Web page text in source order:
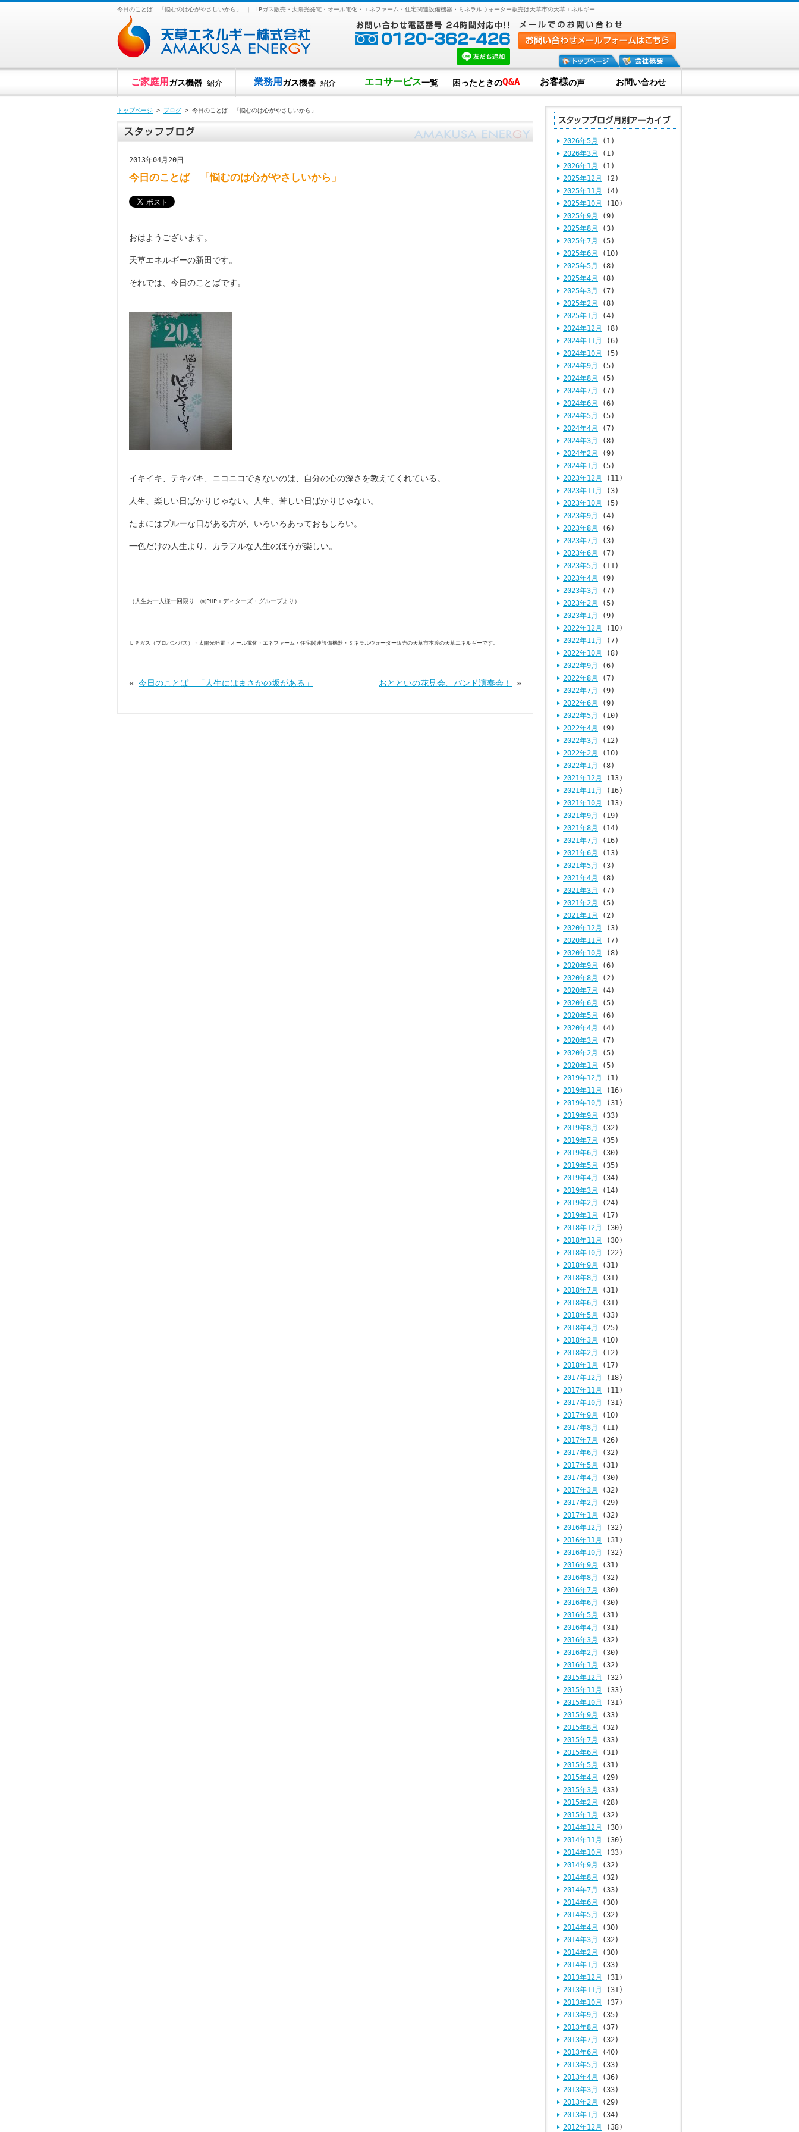
今日のことば 「悩むのは心がやさしいから」 ｜ LPガス販売・太陽光発電・オール電化・エネファーム・住宅関連設備機器・ミネラルウォーター販売は天草市の天草エネルギー
ご家庭用 ガス機器 紹介 業務用 ガス機器 紹介 エコサービス一覧 困ったときのQ&A お客様の声 お問い合わせ
トップページ > ブログ > 今日のことば 「悩むのは心がやさしいから」
2013年04月20日
今日のことば 「悩むのは心がやさしいから」
おはようございます。
天草エネルギーの新田です。
それでは、今日のことばです。
イキイキ、テキパキ、ニコニコできないのは、自分の心の深さを教えてくれている。
人生、楽しい日ばかりじゃない。人生、苦しい日ばかりじゃない。
たまにはブルーな日がある方が、いろいろあっておもしろい。
一色だけの人生より、カラフルな人生のほうが楽しい。
（人生お一人様一回限り ㈱PHPエディターズ・グループより）
ＬＰガス（プロパンガス）・太陽光発電・オール電化・エネファーム・住宅関連設備機器・ミネラルウォーター販売の天草市本渡の天草エネルギーです。
« 今日のことば 「人生にはまさかの坂がある」 おとといの花見会、バンド演奏会！ »
2026年5月
(1)
2026年3月
(1)
2026年1月
(1)
2025年12月
(2)
2025年11月
(4)
2025年10月
(10)
2025年9月
(9)
2025年8月
(3)
2025年7月
(5)
2025年6月
(10)
2025年5月
(8)
2025年4月
(8)
2025年3月
(7)
2025年2月
(8)
2025年1月
(4)
2024年12月
(8)
2024年11月
(6)
2024年10月
(5)
2024年9月
(5)
2024年8月
(5)
2024年7月
(7)
2024年6月
(6)
2024年5月
(5)
2024年4月
(7)
2024年3月
(8)
2024年2月
(9)
2024年1月
(5)
2023年12月
(11)
2023年11月
(3)
2023年10月
(5)
2023年9月
(4)
2023年8月
(6)
2023年7月
(3)
2023年6月
(7)
2023年5月
(11)
2023年4月
(9)
2023年3月
(7)
2023年2月
(5)
2023年1月
(9)
2022年12月
(10)
2022年11月
(7)
2022年10月
(8)
2022年9月
(6)
2022年8月
(7)
2022年7月
(9)
2022年6月
(9)
2022年5月
(10)
2022年4月
(9)
2022年3月
(12)
2022年2月
(10)
2022年1月
(8)
2021年12月
(13)
2021年11月
(16)
2021年10月
(13)
2021年9月
(19)
2021年8月
(14)
2021年7月
(16)
2021年6月
(13)
2021年5月
(3)
2021年4月
(8)
2021年3月
(7)
2021年2月
(5)
2021年1月
(2)
2020年12月
(3)
2020年11月
(7)
2020年10月
(8)
2020年9月
(6)
2020年8月
(2)
2020年7月
(4)
2020年6月
(5)
2020年5月
(6)
2020年4月
(4)
2020年3月
(7)
2020年2月
(5)
2020年1月
(5)
2019年12月
(1)
2019年11月
(16)
2019年10月
(31)
2019年9月
(33)
2019年8月
(32)
2019年7月
(35)
2019年6月
(30)
2019年5月
(35)
2019年4月
(34)
2019年3月
(14)
2019年2月
(24)
2019年1月
(17)
2018年12月
(30)
2018年11月
(30)
2018年10月
(22)
2018年9月
(31)
2018年8月
(31)
2018年7月
(31)
2018年6月
(31)
2018年5月
(33)
2018年4月
(25)
2018年3月
(10)
2018年2月
(12)
2018年1月
(17)
2017年12月
(18)
2017年11月
(11)
2017年10月
(31)
2017年9月
(10)
2017年8月
(11)
2017年7月
(26)
2017年6月
(32)
2017年5月
(31)
2017年4月
(30)
2017年3月
(32)
2017年2月
(29)
2017年1月
(32)
2016年12月
(32)
2016年11月
(31)
2016年10月
(32)
2016年9月
(31)
2016年8月
(32)
2016年7月
(30)
2016年6月
(30)
2016年5月
(31)
2016年4月
(31)
2016年3月
(32)
2016年2月
(30)
2016年1月
(32)
2015年12月
(32)
2015年11月
(33)
2015年10月
(31)
2015年9月
(33)
2015年8月
(32)
2015年7月
(33)
2015年6月
(31)
2015年5月
(31)
2015年4月
(29)
2015年3月
(33)
2015年2月
(28)
2015年1月
(32)
2014年12月
(30)
2014年11月
(30)
2014年10月
(33)
2014年9月
(32)
2014年8月
(32)
2014年7月
(33)
2014年6月
(30)
2014年5月
(32)
2014年4月
(30)
2014年3月
(32)
2014年2月
(30)
2014年1月
(33)
2013年12月
(31)
2013年11月
(31)
2013年10月
(37)
2013年9月
(35)
2013年8月
(37)
2013年7月
(32)
2013年6月
(40)
2013年5月
(33)
2013年4月
(36)
2013年3月
(33)
2013年2月
(29)
2013年1月
(34)
2012年12月
(38)